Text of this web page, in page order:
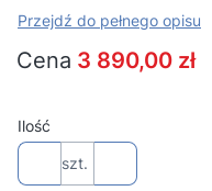
Przejdź do pełnego opisu
Cena 3 890,00 zł
Ilość
szt.